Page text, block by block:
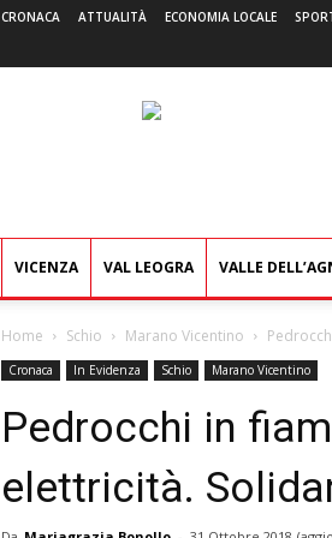
CRONACA ATTUALITÀ ECONOMIA LOCALE
VICENZA VAL LEOGRA VALLE
Home Schio Marano Vicentino
Cronaca In Evidenza Schio Marano Vicentino
Pedrocchi in
elettricità.